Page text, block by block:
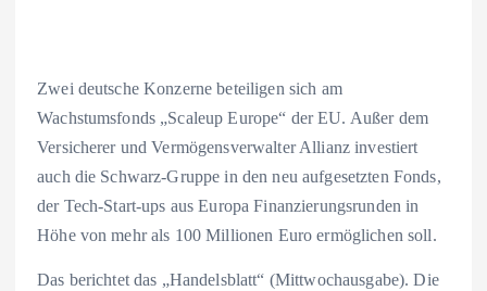
Zwei deutsche Konzerne beteiligen sich am
Wachstumsfonds „Scaleup Europe“ der EU. Außer dem
Versicherer und Vermögensverwalter Allianz investiert
auch die Schwarz-Gruppe in den neu aufgesetzten Fonds,
der Tech-Start-ups aus Europa Finanzierungsrunden in
Höhe von mehr als 100 Millionen Euro ermöglichen soll.
Das berichtet das „Handelsblatt“ (Mittwochausgabe). Die